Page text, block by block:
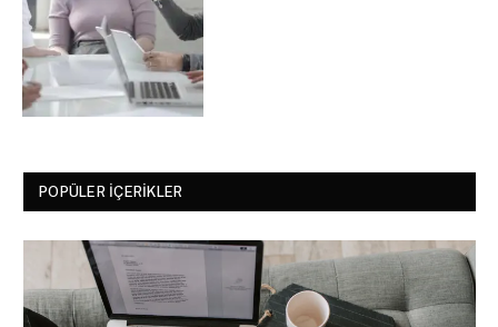
POPÜLER İÇERIKLER